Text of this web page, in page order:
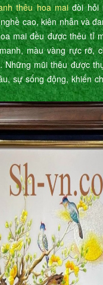
thêu hoa maiđòi hỏi
cao, kiên nhẫn và
mai đều được thêu tỉ
màu vàng rực rỡ,
Những mũi thêu được
sự sống động, khiến